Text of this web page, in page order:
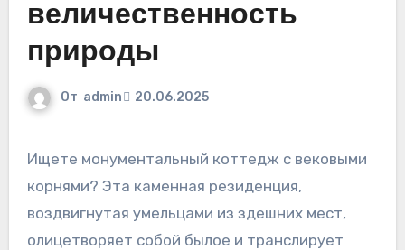
величественность
природы
От admin 20.06.2025
Ищете монументальный коттедж с вековыми
корнями? Эта каменная резиденция,
воздвигнутая умельцами из здешних мест,
олицетворяет собой былое и транслирует